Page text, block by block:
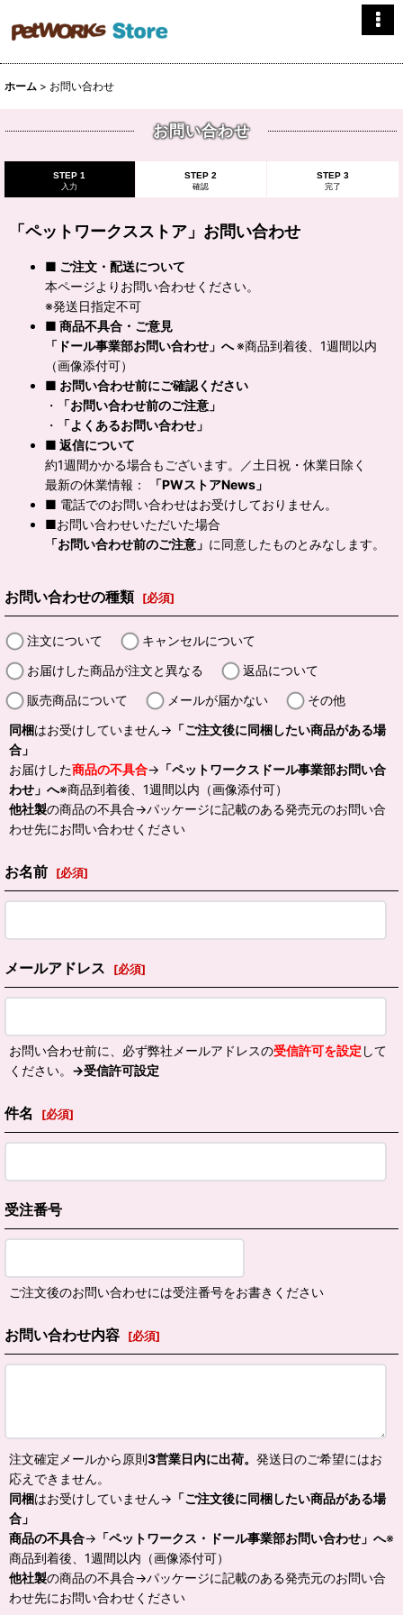
ホーム > お問い合わせ
お問い合わせ
STEP 1
入力
STEP 2
確認
STEP 3
完了
「ペットワークスストア」お問い合わせ
■ ご注文・配送について
本ページよりお問い合わせください。
※発送日指定不可
■ 商品不具合・ご意見
「ドール事業部お問い合わせ」へ※商品到着後、1週間以内
（画像添付可）
■ お問い合わせ前にご確認ください
・
「お問い合わせ前のご注意」
・
「よくあるお問い合わせ」
■ 返信について
約1週間かかる場合もございます。／土日祝・休業日除く
最新の休業情報：
「PWストアNews」
■ 電話でのお問い合わせはお受けしておりません。
■お問い合わせいただいた場合
「お問い合わせ前のご注意」 に同意したものとみなします。
お問い合わせの種類 [必須]
注文について
キャンセルについて
お届けした商品が注文と異なる
返品について
販売商品について
メールが届かない
その他
同梱はお受けしていません→ 「ご注文後に同梱したい商品がある場
合」
お届けした商品の不具合→ 「ペットワークスドール事業部お問い合
わせ」へ※商品到着後、1週間以内（画像添付可）
他社製の商品の不具合→パッケージに記載のある発売元のお問い合
わせ先にお問い合わせください
お名前 [必須]
メールアドレス [必須]
お問い合わせ前に、必ず弊社メールアドレスの受信許可を設定 して
ください。 →受信許可設定
件名 [必須]
受注番号
ご注文後のお問い合わせには受注番号をお書きください
お問い合わせ内容 [必須]
注文確定メールから原則3営業日内に出荷。 発送日のご希望にはお
応えできません。
同梱はお受けしていません→ 「ご注文後に同梱したい商品がある場
合」
商品の不具合→ 「ペットワークス・ドール事業部お問い合わせ」へ※
商品到着後、1週間以内（画像添付可）
他社製の商品の不具合→パッケージに記載のある発売元のお問い合
わせ先にお問い合わせください